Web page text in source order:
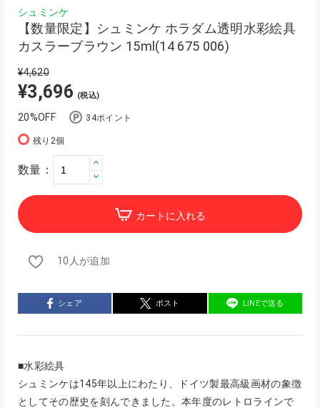
シュミンケ
【数量限定】シュミンケ ホラダム透明水彩絵具
カスラーブラウン 15ml(14 675 006)
¥4,620
¥3,696 (税込)
20%OFF 34ポイント
残り2個
数量：
カートに入れる
10人が追加
シェア ポスト LINEで送る
■水彩絵具
シュミンケは145年以上にわたり、ドイツ製最高級画材の象徴
としてその歴史を刻んできました。本年度のレトロラインで